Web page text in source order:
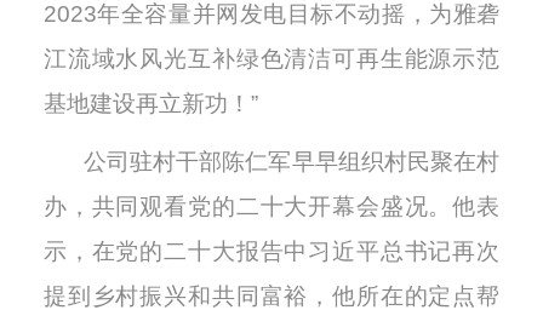
2023年全容量并网发电目标不动摇，为雅砻
江流域水风光互补绿色清洁可再生能源示范
基地建设再立新功！”
公司驻村干部陈仁军早早组织村民聚在村
办，共同观看党的二十大开幕会盛况。他表
示，在党的二十大报告中习近平总书记再次
提到乡村振兴和共同富裕，他所在的定点帮